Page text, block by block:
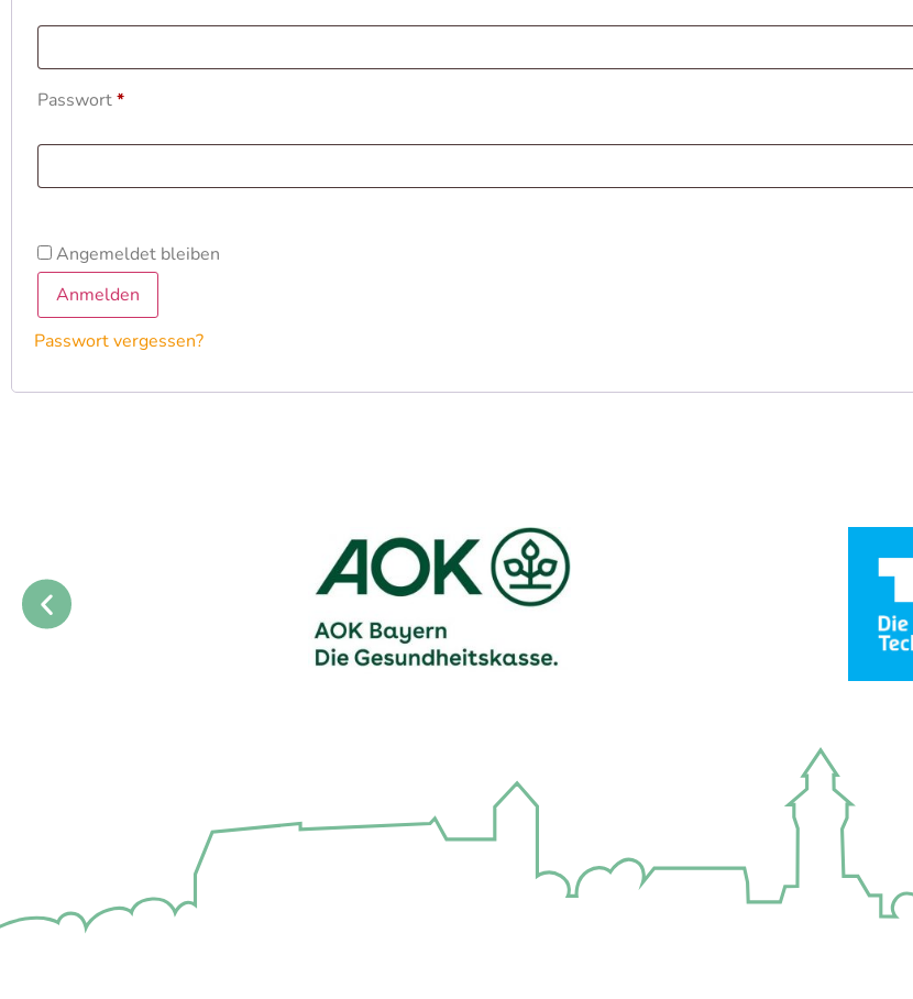
Passwort*
Angemeldet bleiben
Anmelden
Passwort vergessen?